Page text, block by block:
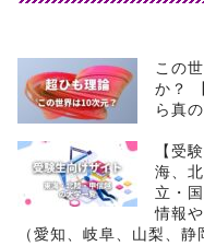
この
か？
ら真
【受
海、
立・
情報
（愛知、岐阜、山梨、静